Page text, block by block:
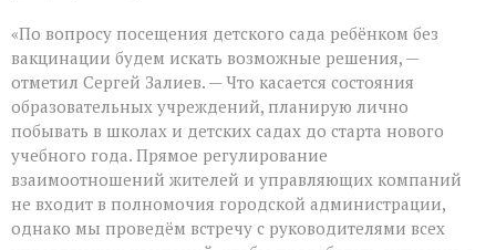
«По вопросу посещения детского сада ребёнком без
вакцинации будем искать возможные решения, —
отметил Сергей Залиев. — Что касается состояния
образовательных учреждений, планирую лично
побывать в школах и детских садах до старта нового
учебного года. Прямое регулирование
взаимоотношений жителей и управляющих компаний
не входит в полномочия городской администрации,
однако мы проведём встречу с руководителями всех